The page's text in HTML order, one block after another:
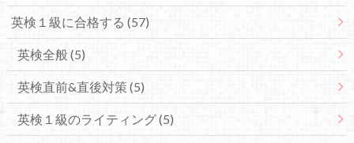
英検１級に合格する (57)
英検全般(5)
英検直前&直後対策(5)
英検１級のライティング(5)